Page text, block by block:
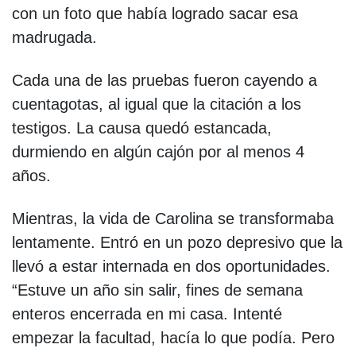
con un foto que había logrado sacar esa
madrugada.
Cada una de las pruebas fueron cayendo a
cuentagotas, al igual que la citación a los
testigos. La causa quedó estancada,
durmiendo en algún cajón por al menos 4
años.
Mientras, la vida de Carolina se transformaba
lentamente. Entró en un pozo depresivo que la
llevó a estar internada en dos oportunidades.
“Estuve un año sin salir, fines de semana
enteros encerrada en mi casa. Intenté
empezar la facultad, hacía lo que podía. Pero